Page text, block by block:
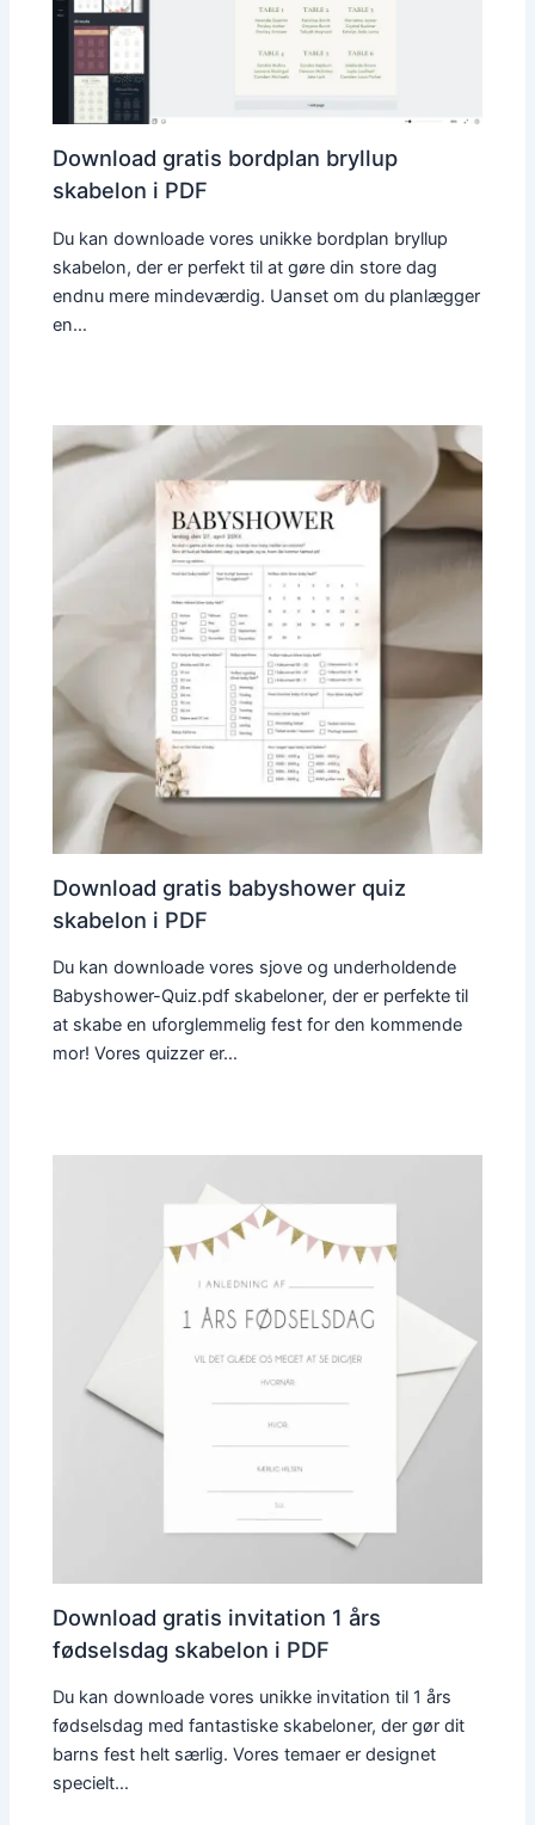
Download gratis bordplan bryllup
skabelon i PDF
Du kan downloade vores unikke bordplan bryllup
skabelon, der er perfekt til at gøre din store dag
endnu mere mindeværdig. Uanset om du planlægger
en…
Download gratis babyshower quiz
skabelon i PDF
Du kan downloade vores sjove og underholdende
Babyshower-Quiz.pdf skabeloner, der er perfekte til
at skabe en uforglemmelig fest for den kommende
mor! Vores quizzer er…
Download gratis invitation 1 års
fødselsdag skabelon i PDF
Du kan downloade vores unikke invitation til 1 års
fødselsdag med fantastiske skabeloner, der gør dit
barns fest helt særlig. Vores temaer er designet
specielt…